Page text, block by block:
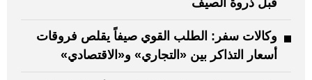
وكالات سفر: الطلب القوي صيفاً يقلص فروقات
أسعار التذاكر بين «التجاري» و«الاقتصادي»